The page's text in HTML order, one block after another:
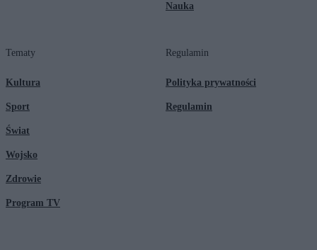
Nauka
Tematy
Kultura
Sport
Świat
Wojsko
Zdrowie
Program TV
Regulamin
Polityka prywatności
Regulamin